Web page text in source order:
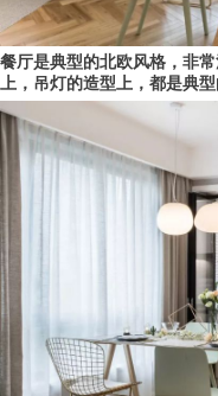
餐厅是典型的北欧风格，非
上，吊灯的造型上，都是典